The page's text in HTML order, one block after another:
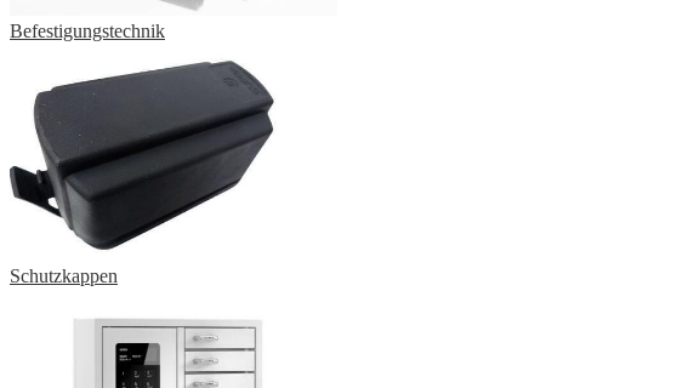
Befestigungstechnik
Schutzkappen